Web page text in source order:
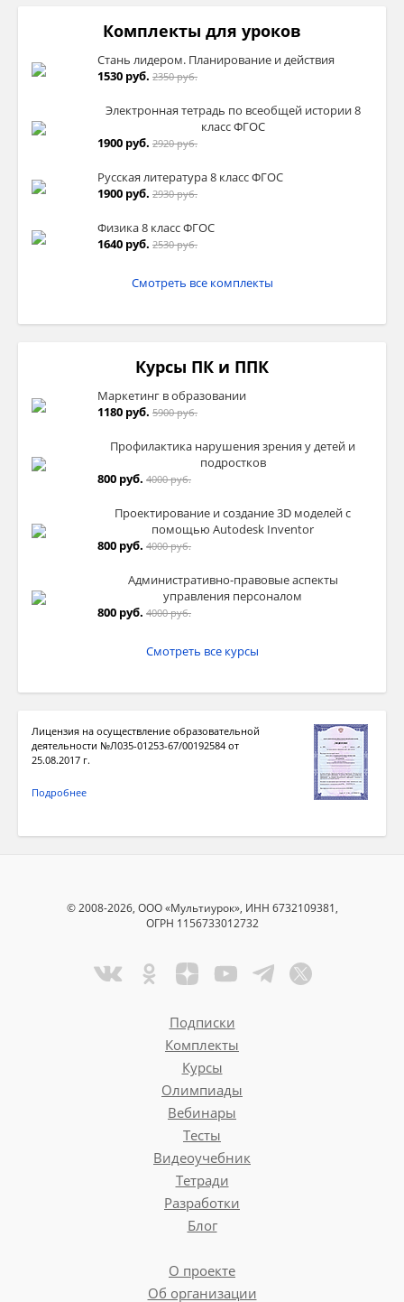
Комплекты для уроков
Стань лидером. Планирование и действия
1530 руб. 2350 руб.
Электронная тетрадь по всеобщей истории 8
класс ФГОС
1900 руб. 2920 руб.
Русская литература 8 класс ФГОС
1900 руб. 2930 руб.
Физика 8 класс ФГОС
1640 руб. 2530 руб.
Смотреть все комплекты
Курсы ПК и ППК
Маркетинг в образовании
1180 руб. 5900 руб.
Профилактика нарушения зрения у детей и
подростков
800 руб. 4000 руб.
Проектирование и создание 3D моделей с
помощью Autodesk Inventor
800 руб. 4000 руб.
Административно-правовые аспекты
управления персоналом
800 руб. 4000 руб.
Смотреть все курсы
Лицензия на осуществление образовательной
деятельности №Л035-01253-67/00192584 от
25.08.2017 г.
Подробнее
© 2008-2026, ООО «Мультиурок», ИНН 6732109381,
ОГРН 1156733012732
Подписки
Комплекты
Курсы
Олимпиады
Вебинары
Тесты
Видеоучебник
Тетради
Разработки
Блог
О проекте
Об организации